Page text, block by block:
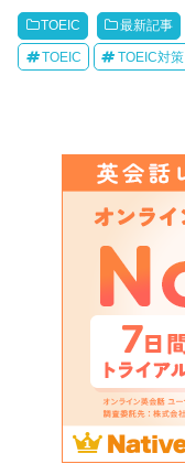
TOEIC 最新記事
TOEIC TOEIC対策